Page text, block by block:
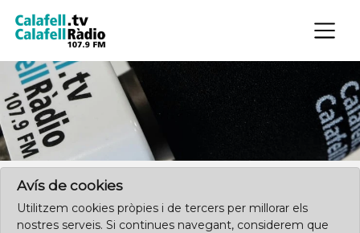
×
Clica aquí per començar des de l'inici
Avís de cookies
Utilitzem cookies pròpies i de tercers per millorar els
nostres serveis. Si continues navegant, considerem que